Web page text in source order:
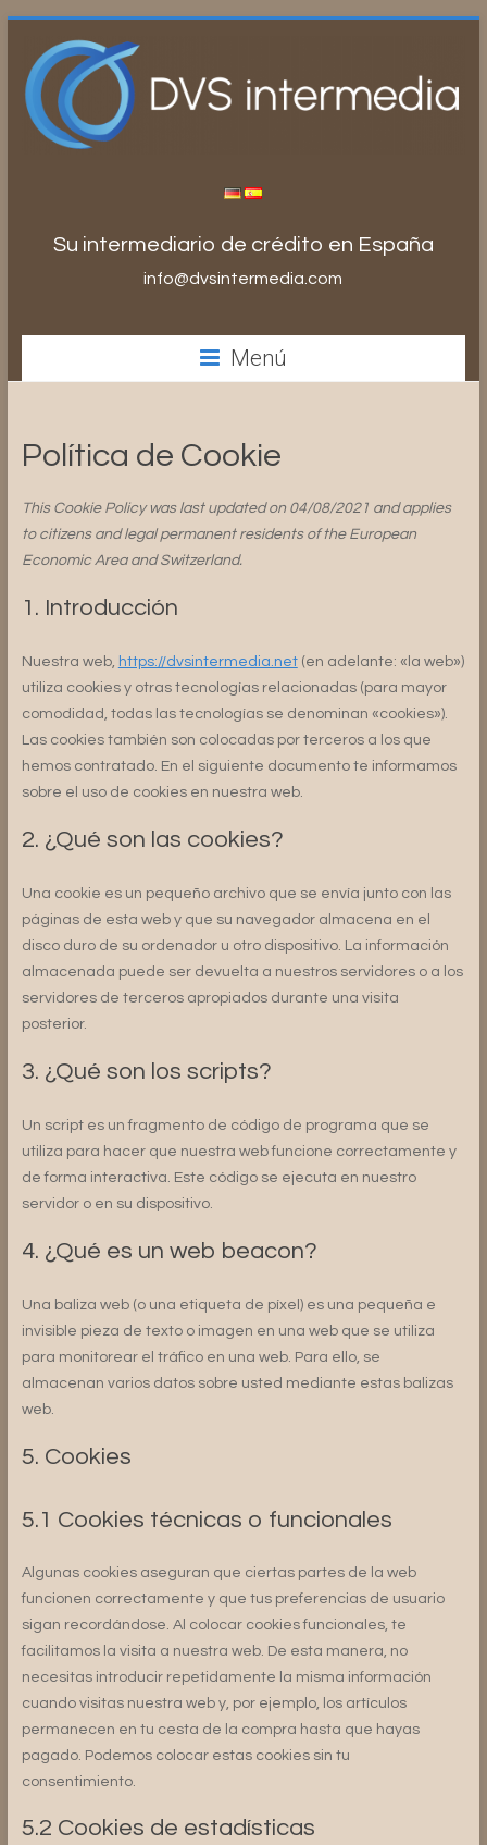
contenido
Su intermediario de crédito en España
info@dvsintermedia.com
Menú
Política de Cookie
This Cookie Policy was last updated on 04/08/2021 and applies
to citizens and legal permanent residents of the European
Economic Area and Switzerland.
1. Introducción
Nuestra web, https://dvsintermedia.net(en adelante: «la web»)
utiliza cookies y otras tecnologías relacionadas (para mayor
comodidad, todas las tecnologías se denominan «cookies»).
Las cookies también son colocadas por terceros a los que
hemos contratado. En el siguiente documento te informamos
sobre el uso de cookies en nuestra web.
2. ¿Qué son las cookies?
Una cookie es un pequeño archivo que se envía junto con las
páginas de esta web y que su navegador almacena en el
disco duro de su ordenador u otro dispositivo. La información
almacenada puede ser devuelta a nuestros servidores o a los
servidores de terceros apropiados durante una visita
posterior.
3. ¿Qué son los scripts?
Un script es un fragmento de código de programa que se
utiliza para hacer que nuestra web funcione correctamente y
de forma interactiva. Este código se ejecuta en nuestro
servidor o en su dispositivo.
4. ¿Qué es un web beacon?
Una baliza web (o una etiqueta de píxel) es una pequeña e
invisible pieza de texto o imagen en una web que se utiliza
para monitorear el tráfico en una web. Para ello, se
almacenan varios datos sobre usted mediante estas balizas
web.
5. Cookies
5.1 Cookies técnicas o funcionales
Algunas cookies aseguran que ciertas partes de la web
funcionen correctamente y que tus preferencias de usuario
sigan recordándose. Al colocar cookies funcionales, te
facilitamos la visita a nuestra web. De esta manera, no
necesitas introducir repetidamente la misma información
cuando visitas nuestra web y, por ejemplo, los artículos
permanecen en tu cesta de la compra hasta que hayas
pagado. Podemos colocar estas cookies sin tu
consentimiento.
5.2 Cookies de estadísticas